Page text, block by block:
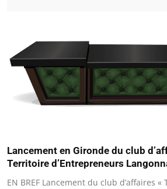
Lancement en Gironde du club
Territoire d’Entrepreneurs
EN BREF Lancement du club d’affaires «